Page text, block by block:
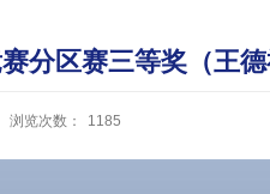
分区赛三等奖（王德
浏览次数： 1185